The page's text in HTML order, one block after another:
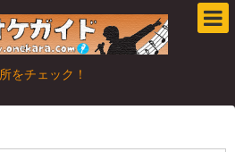
をチェック！